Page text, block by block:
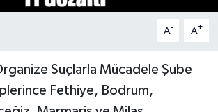
A- A+
Suçlarla Mücadele Şube
Fethiye, Bodrum,